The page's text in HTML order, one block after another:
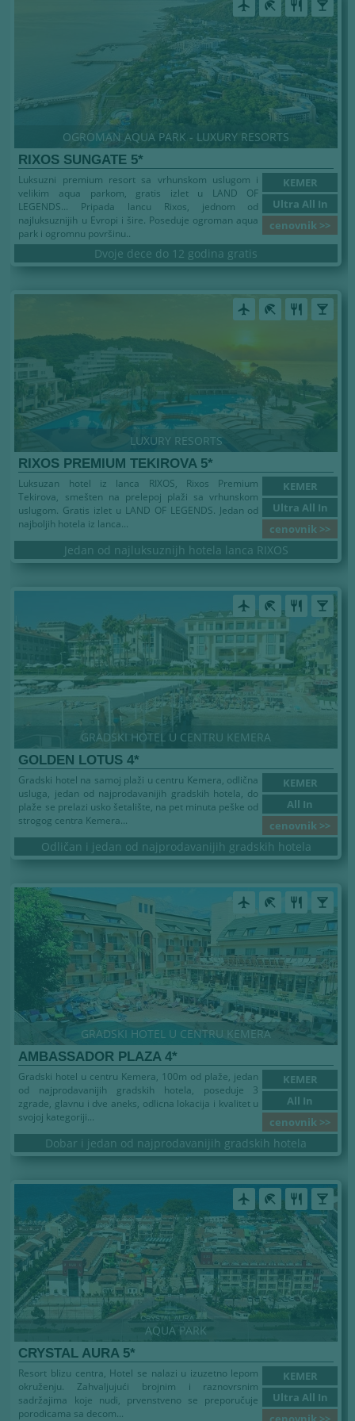
airplanemode_active beach_access restaurant local_bar
OGROMAN AQUA PARK - LUXURY RESORTS
RIXOS SUNGATE 5*
KEMER
Ultra All In
cenovnik >>
Luksuzni premium resort sa vrhunskom uslugom i
velikim aqua parkom, gratis izlet u LAND OF
LEGENDS... Pripada lancu Rixos, jednom od
najluksuznijih u Evropi i šire. Poseduje ogroman aqua
park i ogromnu površinu..
Dvoje dece do 12 godina gratis
airplanemode_active beach_access restaurant local_bar
LUXURY RESORTS
RIXOS PREMIUM TEKIROVA 5*
KEMER
Ultra All In
cenovnik >>
Luksuzan hotel iz lanca RIXOS, Rixos Premium
Tekirova, smešten na prelepoj plaži sa vrhunskom
uslugom. Gratis izlet u LAND OF LEGENDS. Jedan od
najboljih hotela iz lanca...
Jedan od najluksuznijh hotela lanca RIXOS
airplanemode_active beach_access restaurant local_bar
GRADSKI HOTEL U CENTRU KEMERA
GOLDEN LOTUS 4*
KEMER
All In
cenovnik >>
Gradski hotel na samoj plaži u centru Kemera, odlična
usluga, jedan od najprodavanijih gradskih hotela, do
plaže se prelazi usko šetalište, na pet minuta peške od
strogog centra Kemera...
Odličan i jedan od najprodavanijih gradskih hotela
airplanemode_active beach_access restaurant local_bar
GRADSKI HOTEL U CENTRU KEMERA
AMBASSADOR PLAZA 4*
KEMER
All In
cenovnik >>
Gradski hotel u centru Kemera, 100m od plaže, jedan
od najprodavanijih gradskih hotela, poseduje 3
zgrade, glavnu i dve aneks, odlicna lokacija i kvalitet u
svojoj kategoriji...
Dobar i jedan od najprodavanijih gradskih hotela
airplanemode_active beach_access restaurant local_bar
AQUA PARK
CRYSTAL AURA 5*
KEMER
Ultra All In
Resort blizu centra, Hotel se nalazi u izuzetno lepom
okruženju. Zahvaljujući brojnim i raznovrsnim
sadržajima koje nudi, prvenstveno se preporučuje
porodicama sa decom...